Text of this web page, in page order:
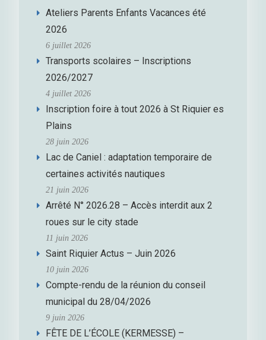
Ateliers Parents Enfants Vacances été
2026
6 juillet 2026
Transports scolaires – Inscriptions
2026/2027
4 juillet 2026
Inscription foire à tout 2026 à St Riquier es
Plains
28 juin 2026
Lac de Caniel : adaptation temporaire de
certaines activités nautiques
21 juin 2026
Arrêté N° 2026.28 – Accès interdit aux 2
roues sur le city stade
11 juin 2026
Saint Riquier Actus – Juin 2026
10 juin 2026
Compte-rendu de la réunion du conseil
municipal du 28/04/2026
9 juin 2026
FÊTE DE L’ÉCOLE (KERMESSE) –